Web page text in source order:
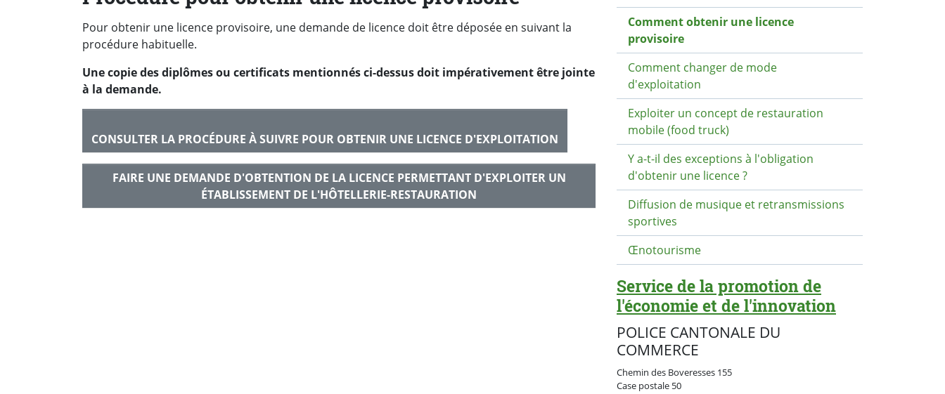
Pour obtenir une licence provisoire, une demande de licence doit être déposée en suivant la
procédure habituelle.
Une copie des diplômes ou certificats mentionnés ci-dessus doit impérativement être jointe
à la demande.
CONSULTER LA PROCÉDURE À SUIVRE POUR OBTENIR UNE LICENCE D'EXPLOITATION
FAIRE UNE DEMANDE D'OBTENTION DE LA LICENCE PERMETTANT D'EXPLOITER UN
ÉTABLISSEMENT DE L'HÔTELLERIE-RESTAURATION
Comment obtenir une licence
provisoire
Comment changer de mode
d'exploitation
Exploiter un concept de restauration
mobile (food truck)
Y a-t-il des exceptions à l'obligation
d'obtenir une licence ?
Diffusion de musique et retransmissions
sportives
Œnotourisme
Service de la promotion de
l'économie et de l'innovation
POLICE CANTONALE DU
COMMERCE
Chemin des Boveresses 155
Case postale 50